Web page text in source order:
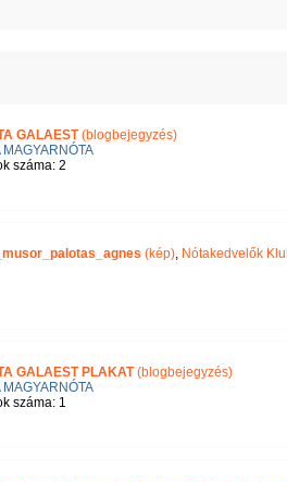
GALAEST(blogbejegyzés)
MAGYARNÓTA
száma: 2
(kép), Nótakedvelők
GALAEST PLAKAT(blogbejegyzés)
MAGYARNÓTA
száma: 1